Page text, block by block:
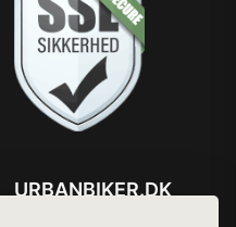
URBANBIKER.DK